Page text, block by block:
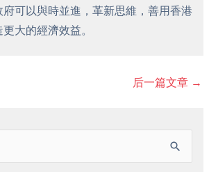
可以與時並進，革新思維，善用香港
大的經濟效益。
后一篇文章 →